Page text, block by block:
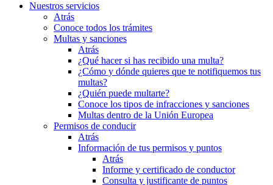
Nuestros servicios
Atrás
Conoce todos los trámites
Multas y sanciones
Atrás
¿Qué hacer si has recibido una multa?
¿Cómo y dónde quieres que te notifiquemos tus
multas?
¿Quién puede multarte?
Conoce los tipos de infracciones y sanciones
Multas dentro de la Unión Europea
Permisos de conducir
Atrás
Información de tus permisos y puntos
Atrás
Informe y certificado de conductor
Consulta y justificante de puntos